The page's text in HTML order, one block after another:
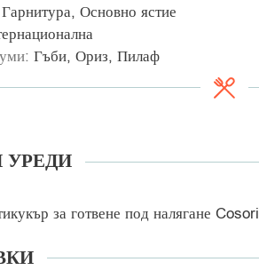
Гарнитура, Основно ястие
Гъби, Ориз, Пилаф
за готвене под налягане Cosori